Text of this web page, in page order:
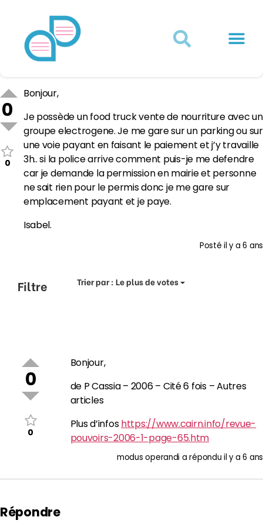
0
0
Bonjour,
Je possède un food truck vente de nourriture avec un
groupe electrogene. Je me gare sur un parking ou sur
une voie payant en faisant le paiement et j’y travaille
3h.. si la police arrive comment puis-je me defendre
car je demande la permission en mairie et personne
ne sait rien pour le permis donc je me gare sur
emplacement payant et je paye.
Isabel.
Postéil y a 6 ans
Filtre Trier par :Le plus de votes
0
0
Bonjour,
de P Cassia – 2006 – Cité 6 fois – Autres
articles
Plus d’infoshttps://www.cairn.info/revue-
pouvoirs-2006-1-page-65.htm
modus operandi a réponduil y a 6 ans
Répondre